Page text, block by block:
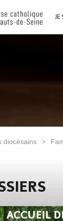
JE
diocésains >
ACCUEIL